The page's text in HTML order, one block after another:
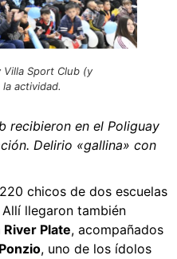
Sport Club (y
actividad.
recibieron en el Poliguay
Delirio «gallina» con
chicos de dos escuelas
llegaron también
River Plate, acompañados
, uno de los ídolos